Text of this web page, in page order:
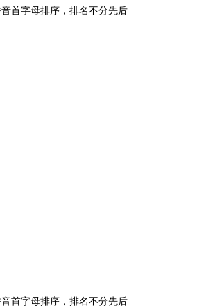
首字母排序，排名不分先后
首字母排序，排名不分先后